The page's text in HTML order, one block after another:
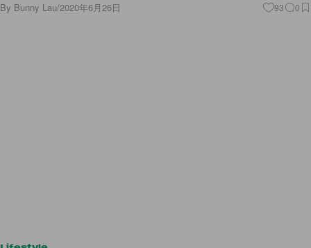
By Bunny Lau/2020年6月26日 93 0